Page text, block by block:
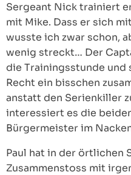
Sergeant Nick trainiert
mit Mike. Dass er sich
wusste ich zwar schon,
wenig streckt… Der
die Trainingsstunde und
Recht ein bisschen
anstatt den Serienkiller
interessiert es die
Bürgermeister im
Paul hat in der örtlichen
Zusammenstoss mit